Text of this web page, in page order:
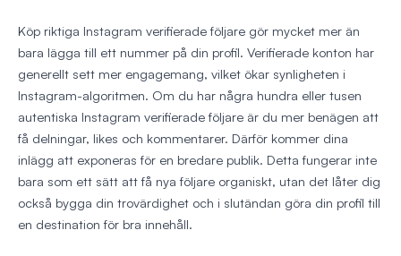
Köp riktiga Instagram verifierade följare gör mycket mer än
bara lägga till ett nummer på din profil. Verifierade konton har
generellt sett mer engagemang, vilket ökar synligheten i
Instagram-algoritmen. Om du har några hundra eller tusen
autentiska Instagram verifierade följare är du mer benägen att
få delningar, likes och kommentarer. Därför kommer dina
inlägg att exponeras för en bredare publik. Detta fungerar inte
bara som ett sätt att få nya följare organiskt, utan det låter dig
också bygga din trovärdighet och i slutändan göra din profil till
en destination för bra innehåll.